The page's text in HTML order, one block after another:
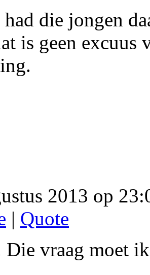
had die jongen
is geen excuus
2013 op
| Quote
Die vraag moet